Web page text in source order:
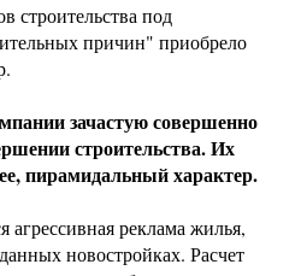
строительства под
причин" приобрело
зачастую совершенно
строительства. Их
пирамидальный характер.
агрессивная реклама жилья,
новостройках. Расчет